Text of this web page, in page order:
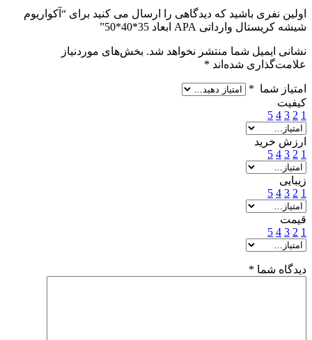
اولین نفری باشید که دیدگاهی را ارسال می کنید برای “آکواریوم
شیشه کریستال وارداتی APA ابعاد 35*40*50”
نشانی ایمیل شما منتشر نخواهد شد. بخش‌های موردنیاز
علامت‌گذاری شده‌اند *
امتیاز شما *
کیفیت
1
2
3
4
5
ارزش خرید
1
2
3
4
5
زیبایی
1
2
3
4
5
قیمت
1
2
3
4
5
دیدگاه شما *